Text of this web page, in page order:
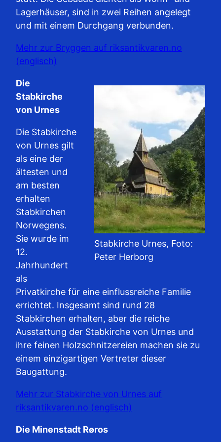
Lagerhäuser, sind in zwei Reihen angelegt
und mit einem Durchgang verbunden.
Mehr zur Bryggen auf riksantikvaren.no
(englisch)
Stabkirche Urnes, Foto:
Peter Herborg
Die
Stabkirche
von Urnes
Die Stabkirche
von Urnes gilt
als eine der
ältesten und
am besten
erhalten
Stabkirchen
Norwegens.
Sie wurde im
12.
Jahrhundert
als
Privatkirche für eine einflussreiche Familie
errichtet. Insgesamt sind rund 28
Stabkirchen erhalten, aber die reiche
Ausstattung der Stabkirche von Urnes und
ihre feinen Holzschnitzereien machen sie zu
einem einzigartigen Vertreter dieser
Baugattung.
Mehr zur Stabkirche von Urnes auf
riksantikvaren.no (englisch)
Die Minenstadt Røros